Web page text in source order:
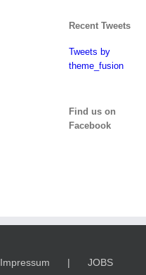
Recent Tweets
Tweets by
theme_fusion
Find us on
Facebook
Impressum JOBS